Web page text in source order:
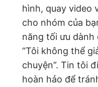
hình, quay video
cho nhóm của
năng tối ưu
“Tôi không thể
chuyện”. Tin tôi
hoàn hảo để